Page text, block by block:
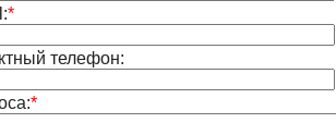
*
телефон:
*